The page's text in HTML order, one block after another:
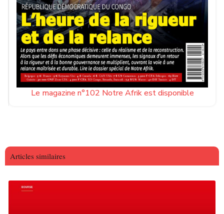
Le magazine n°102 Notre Afrik est disponible
Articles similaires